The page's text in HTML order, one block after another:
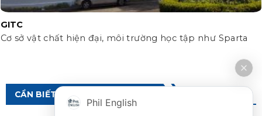
GITC
Cơ sở vật chất hiện đại, môi trường học tập như Sparta
CẦN BIẾT VỀ DU HỌC PHILIPPINES
Phil English